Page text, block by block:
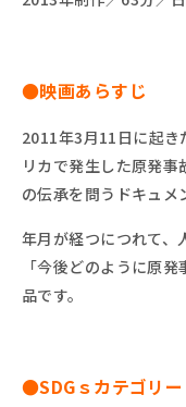
●映画あらすじ
2011年3月11日に起き
リカで発生した原発事
の伝承を問う ドキュメ
年月が経つにつれて、
「今後どのように原発
品です。
●SDGｓカテゴリー